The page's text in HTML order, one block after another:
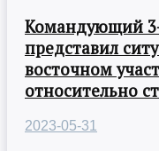
Командующий
представил
восточном
относительно
2023-05-31